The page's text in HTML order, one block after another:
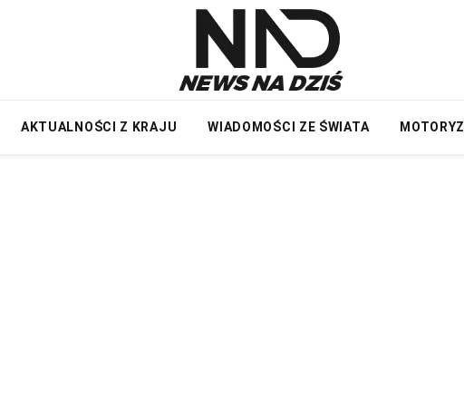
AKTUALNOŚCI Z KRAJU WIADOMOŚCI ZE ŚWIATA